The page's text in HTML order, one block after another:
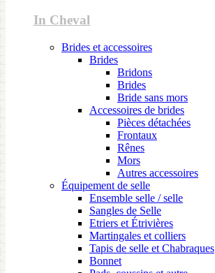
In Cheval
Brides et accessoires
Brides
Bridons
Brides
Bride sans mors
Accessoires de brides
Pièces détachées
Frontaux
Rênes
Mors
Autres accessoires
Équipement de selle
Ensemble selle / selle
Sangles de Selle
Etriers et Étrivières
Martingales et colliers
Tapis de selle et Chabraques
Bonnet